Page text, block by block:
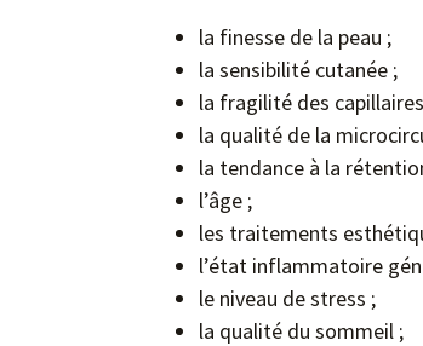
la finesse de la peau ;
la sensibilité cutanée ;
la fragilité des
la qualité de la
la tendance à la
l’âge ;
les traitements
l’état inflammatoire
le niveau de stress ;
la qualité du sommeil ;